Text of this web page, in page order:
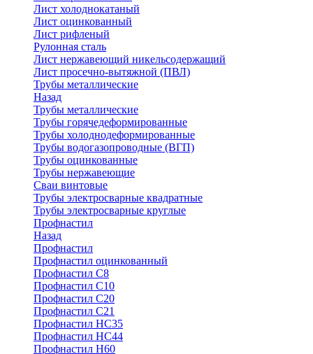
Лист холоднокатаный
Лист оцинкованный
Лист рифленый
Рулонная сталь
Лист нержавеющий никельсодержащий
Лист просечно-вытяжной (ПВЛ)
Трубы металлические
Назад
Трубы металлические
Трубы горячедеформированные
Трубы холоднодеформированные
Трубы водогазопроводные (ВГП)
Трубы оцинкованные
Трубы нержавеющие
Сваи винтовые
Трубы электросварные квадратные
Трубы электросварные круглые
Профнастил
Назад
Профнастил
Профнастил оцинкованный
Профнастил С8
Профнастил С10
Профнастил С20
Профнастил С21
Профнастил НС35
Профнастил НС44
Профнастил Н60